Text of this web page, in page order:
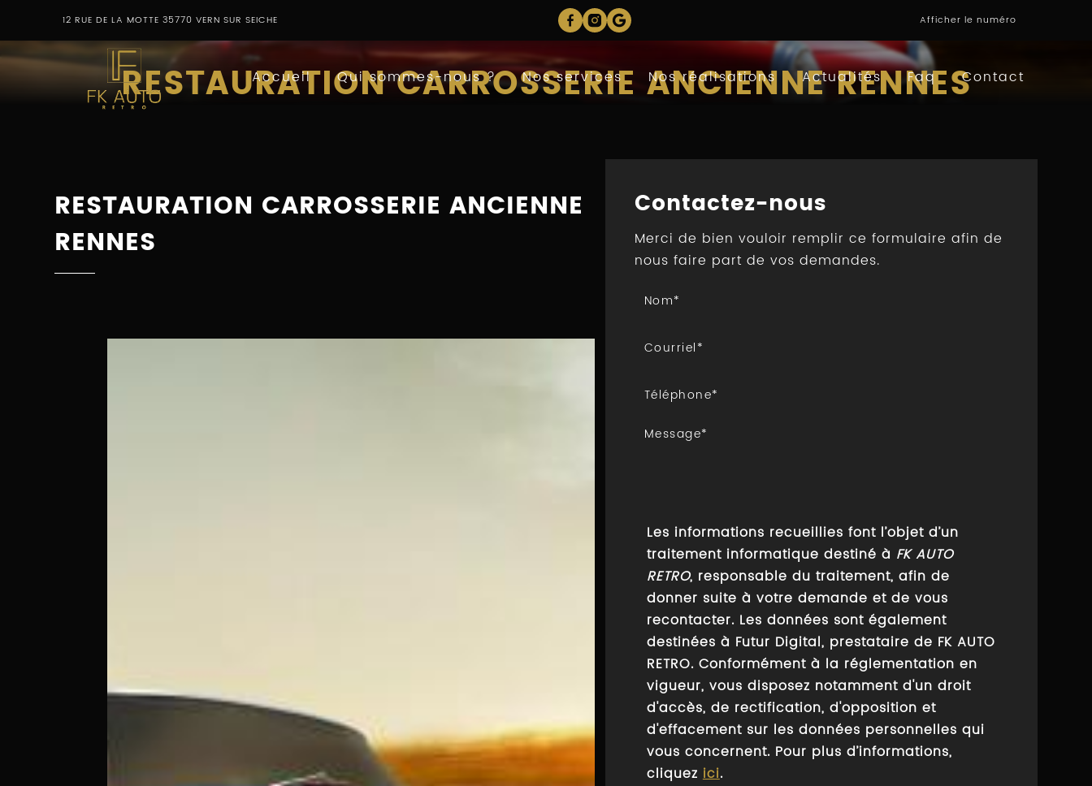
12 RUE DE LA MOTTE 35770 VERN SUR SEICHE Afficher le numéro
FK
AUTO
RETRO
Accueil Qui sommes-nous ? Nos services Nos réalisations Actualités Faq Contact
RESTAURATION CARROSSERIE ANCIENNE RENNES
RESTAURATION CARROSSERIE ANCIENNE
RENNES
Contactez-nous
Merci de bien vouloir remplir ce formulaire afin de
nous faire part de vos demandes.
Les informations recueillies font l’objet d’un
traitement informatique destiné à FK AUTO
RETRO, responsable du traitement, afin de
donner suite à votre demande et de vous
recontacter. Les données sont également
destinées à Futur Digital, prestataire de FK AUTO
RETRO. Conformément à la réglementation en
vigueur, vous disposez notamment d'un droit
d'accès, de rectification, d'opposition et
d'effacement sur les données personnelles qui
vous concernent. Pour plus d’informations,
cliquez ici.